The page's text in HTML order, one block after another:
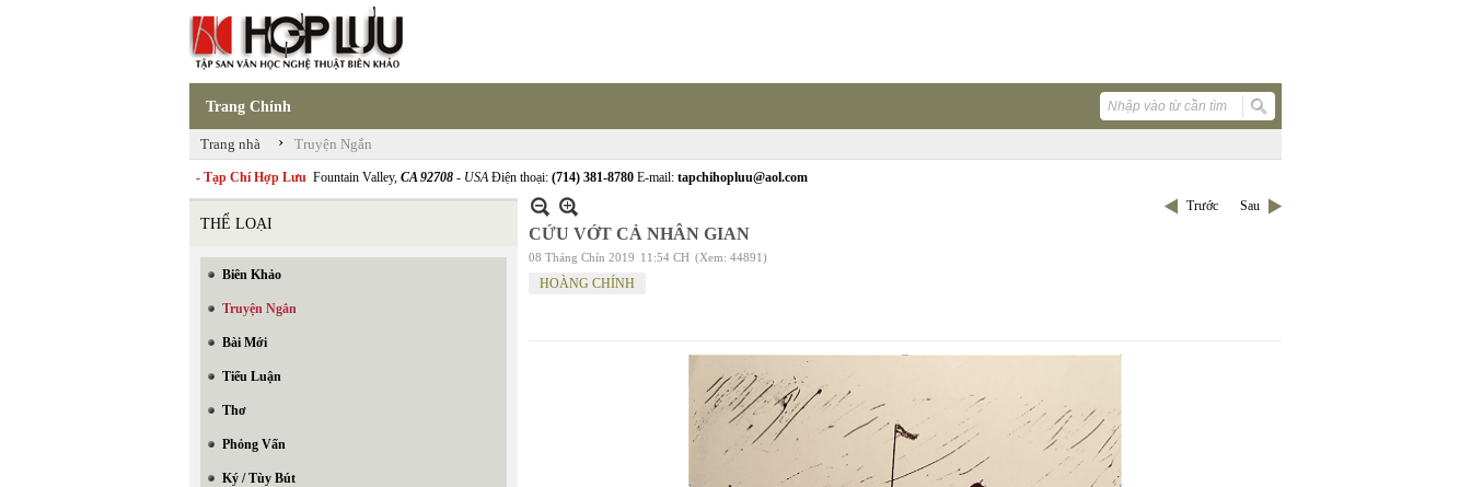
Trang Chính
Trang nhà › Truyện Ngắn
- Tạp Chí Hợp Lưu Fountain Valley, CA 92708 - USAĐiện thoại: (714) 381-8780 E-mail: tapchihopluu@aol.com
THỂ LOẠI
Biên Khảo
Truyện Ngắn
Bài Mới
Tiểu Luận
Thơ
Phỏng Vấn
Ký / Tùy Bút
Trước Sau
CỨU VỚT CẢ NHÂN GIAN
08 Tháng Chín 2019 11:54 CH (Xem: 44891)
HOÀNG CHÍNH